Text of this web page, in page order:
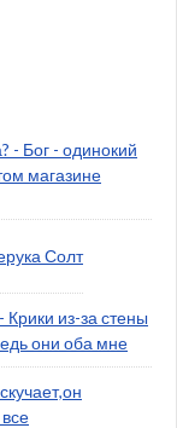
- Бог - одинокий
магазине
Солт
из-за стены
они оба мне